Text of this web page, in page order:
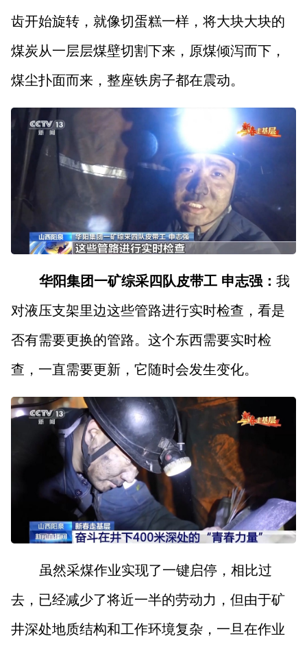
齿开始旋转，就像切蛋糕一样，将大块大块的
煤炭从一层层煤壁切割下来，原煤倾泻而下，
煤尘扑面而来，整座铁房子都在震动。
华阳集团一矿综采四队皮带工 申志强： 我
对液压支架里边这些管路进行实时检查，看是
否有需要更换的管路。这个东西需要实时检
查，一直需要更新，它随时会发生变化。
虽然采煤作业实现了一键启停，相比过
去，已经减少了将近一半的劳动力，但由于矿
井深处地质结构和工作环境复杂，一旦在作业